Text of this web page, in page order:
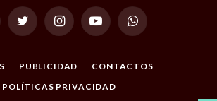
Twitter InstagramYouTubeWhatsApp
PUBLICIDAD
CONTACTOS
POLÍTICAS PRIVACIDAD